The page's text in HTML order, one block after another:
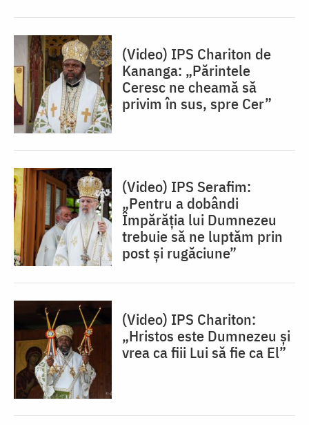
(Video) IPS Chariton de
Kananga: „Părintele
Ceresc ne cheamă să
privim în sus, spre Cer”
(Video) IPS Serafim:
„Pentru a dobândi
Împărăția lui Dumnezeu
trebuie să ne luptăm prin
post și rugăciune”
(Video) IPS Chariton:
„Hristos este Dumnezeu și
vrea ca fiii Lui să fie ca El”